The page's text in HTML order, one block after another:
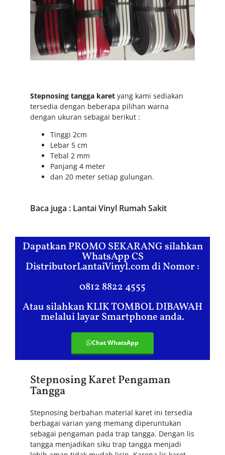
Stepnosing tangga karet yang kami sediakan
tersedia dengan beberapa pilihan warna
dengan ukuran sebagai berikut :
Tinggi 2cm
Lebar 5 cm
Tebal 2 mm
Panjang 4 meter
dan 20 meter setiap gulungan.
Baca juga : Lantai Vinyl Rumah Sakit
Dapatkan PROMO SEKARANG silahkan
WhatsApp CS
DistributorLantaiVinyl.com di Nomor :
0812 8822 4555
Atau silahkan KLIK TOMBOL DIBAWAH
melalui layar Smartphone anda.
Chat WhatsApp
Stepnosing Karet Pengaman
Tangga
Stepnosing berbahan material karet ini tersedia
berbagai varian yang memang diperuntukan
sebagai pengaman pada trap tangga. Dengan lis
tangga menjadikan siku trap tangga menjadi